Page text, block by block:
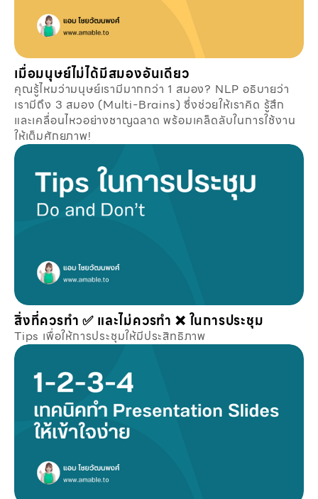
เมื่อมนุษย์ไม่ได้มีสมองอันเดียว
คุณรู้ไหมว่ามนุษย์เรามีมากกว่า 1 สมอง? NLP อธิบายว่า
เรามีถึง 3 สมอง (Multi-Brains) ซึ่งช่วยให้เราคิด รู้สึก
และเคลื่อนไหวอย่างชาญฉลาด พร้อมเคล็ดลับในการใช้งาน
ให้เต็มศักยภาพ!
สิ่งที่ควรทำ ✅ และไม่ควรทำ ❌ ในการประชุม
Tips เพื่อให้การประชุมให้มีประสิทธิภาพ